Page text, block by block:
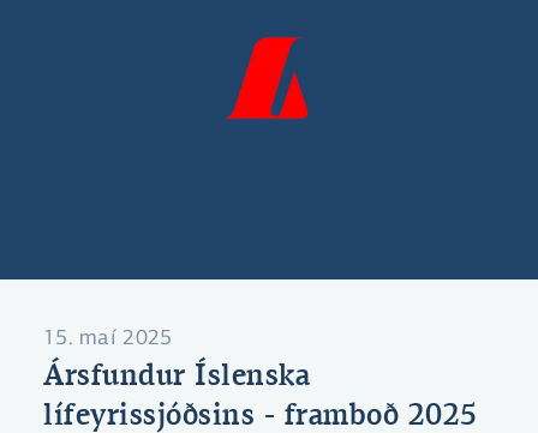
15. maí 2025
Ársfundur Íslenska
lífeyrissjóðsins - framboð 2025